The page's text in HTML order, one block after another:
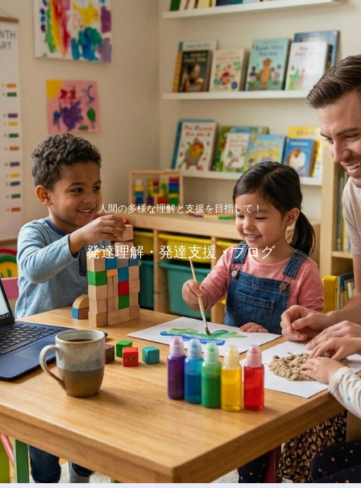
人間の多様な理解と支援を目指して！
発達理解・発達支援・ブログ